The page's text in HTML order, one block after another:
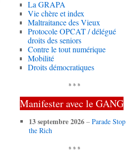
La GRAPA
Vie chère et index
Maltraitance des Vieux
Protocole OPCAT / délégué
droits des seniors
Contre le tout numérique
Mobilité
Droits démocratiques
* * *
Manifester avec le GANG
13 septembre 2026 –Parade Stop
the Rich
* * *